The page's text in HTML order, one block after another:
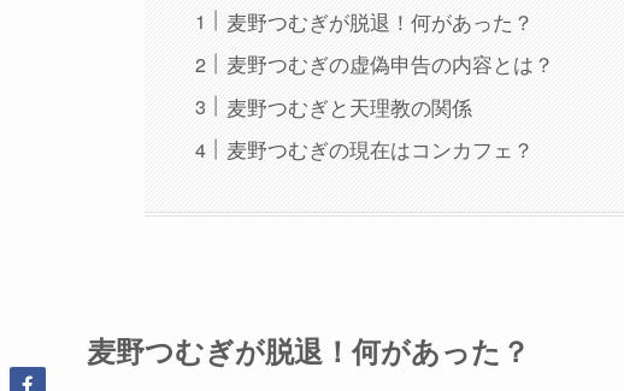
麦野つむぎが脱退！何があった？
麦野つむぎの虚偽申告の内容とは？
麦野つむぎと天理教の関係
麦野つむぎの現在はコンカフェ？
麦野つむぎが脱退！何があった？